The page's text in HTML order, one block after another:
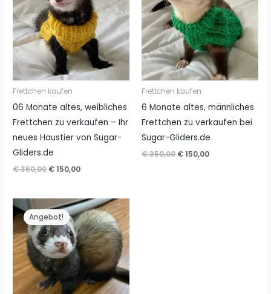
Frettchen kaufen
06 Monate altes, weibliches
Frettchen zu verkaufen – Ihr
neues Haustier von Sugar-
Gliders.de
€350,00 Ursprünglicher
€ 350,00
€150,00Aktueller
€ 150,00.
Frettchen kaufen
6 Monate altes, männliches
Frettchen zu verkaufen bei
Sugar-Gliders.de
€350,00 Ursprünglicher
€150,00Aktueller
Angebot!